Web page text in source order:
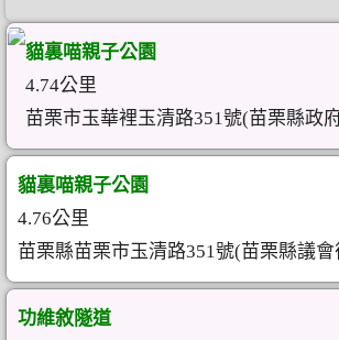
貓裏喵親子公園
4.74公里
苗栗市玉華裡玉清路351號(苗栗縣政
貓裏喵親子公園
4.76公里
苗栗縣苗栗市玉清路351號(苗栗縣議會
功維敘隧道